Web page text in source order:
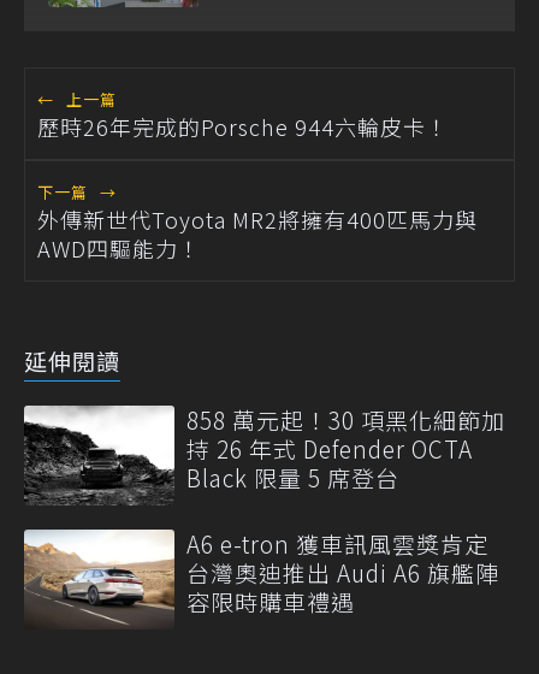
← 上一篇
歷時26年完成的Porsche 944六輪皮卡！
下一篇 →
外傳新世代Toyota MR2將擁有400匹馬力與
AWD四驅能力！
延伸閱讀
858 萬元起！30 項黑化細節加
持 26 年式 Defender OCTA
Black 限量 5 席登台
A6 e-tron 獲車訊風雲獎肯定
台灣奧迪推出 Audi A6 旗艦陣
容限時購車禮遇